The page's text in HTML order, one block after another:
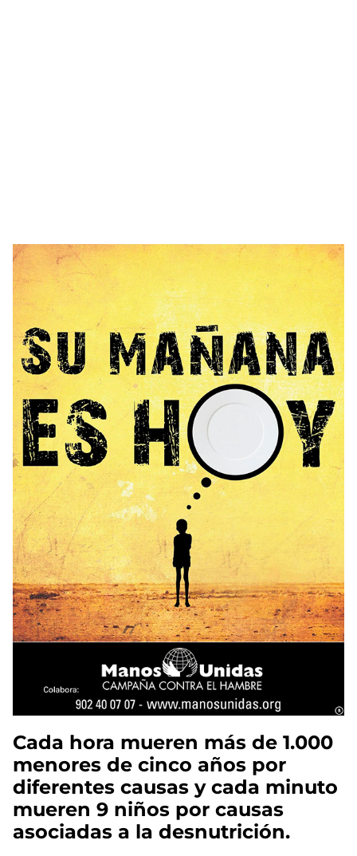
Imagen
Cada hora mueren más de 1.000
menores de cinco años por
diferentes causas y cada minuto
mueren 9 niños por causas
asociadas a la desnutrición.